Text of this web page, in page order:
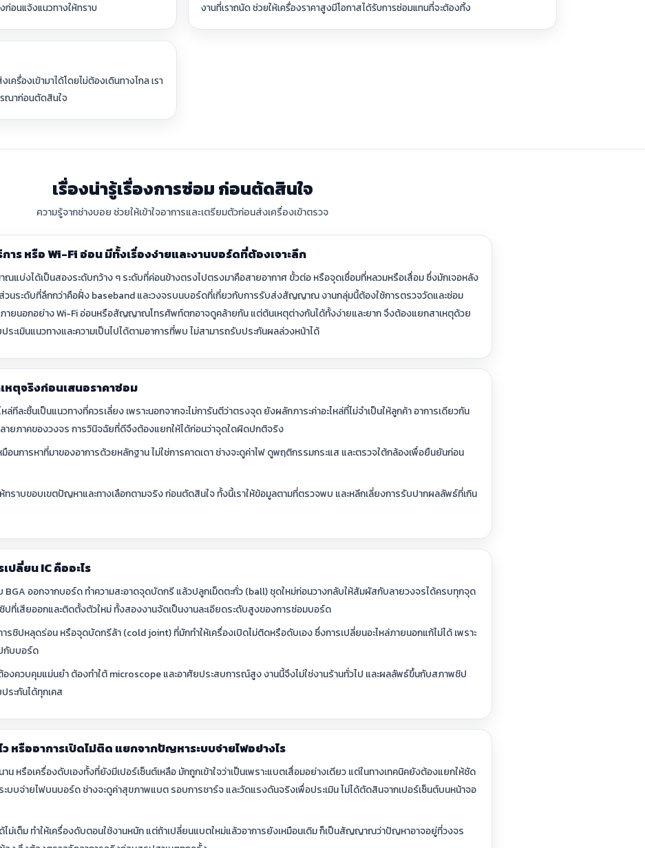
ก่อนแจ้งแนวทางให้ทราบ
งานที่เราถนัด ช่วยให้เครื่องราคาสูงมีโอกาสได้รับการซ่อมแทนที่จะต้องทิ้ง
ครื่องเข้ามาได้โดยไม่ต้องเดินทางไกล เรา
รณาก่อนตัดสินใจ
เรื่องน่ารู้เรื่องการซ่อม ก่อนตัดสินใจ
ความรู้จากช่างบอย ช่วยให้เข้าใจอาการและเตรียมตัวก่อนส่งเครื่องเข้าตรวจ
ร หรือ Wi-Fi อ่อน มีทั้งเรื่องง่ายและงานบอร์ดที่ต้องเจาะลึก
บ่งได้เป็นสองระดับกว้าง ๆ ระดับที่ค่อนข้างตรงไปตรงมาคือสายอากาศ ขั้วต่อ หรือจุดเชื่อมที่หลวมหรือเสื่อม ซึ่งมักเจอหลัง
ส่วนระดับที่ลึกกว่าคือฝั่ง baseband และวงจรบนบอร์ดที่เกี่ยวกับการรับส่งสัญญาณ งานกลุ่มนี้ต้องใช้การตรวจวัดและซ่อม
ภายนอกอย่าง Wi-Fi อ่อนหรือสัญญาณโทรศัพท์ตกอาจดูคล้ายกัน แต่ต้นเหตุต่างกันได้ทั้งง่ายและยาก จึงต้องแยกสาเหตุด้วย
ะเมินแนวทางและความเป็นไปได้ตามอาการที่พบ ไม่สามารถรับประกันผลล่วงหน้าได้
หตุจริงก่อนเสนอราคาซ่อม
ล่ทีละชิ้นเป็นแนวทางที่ควรเลี่ยง เพราะนอกจากจะไม่การันตีว่าตรงจุด ยังผลักภาระค่าอะไหล่ที่ไม่จำเป็นให้ลูกค้า อาการเดียวกัน
ลายภาคของวงจร การวินิจฉัยที่ดีจึงต้องแยกให้ได้ก่อนว่าจุดใดผิดปกติจริง
อนการหาที่มาของอาการด้วยหลักฐาน ไม่ใช่การคาดเดา ช่างจะดูค่าไฟ ดูพฤติกรรมกระแส และตรวจใต้กล้องเพื่อยืนยันก่อน
ราบขอบเขตปัญหาและทางเลือกตามจริง ก่อนตัดสินใจ ทั้งนี้เราให้ข้อมูลตามที่ตรวจพบ และหลีกเลี่ยงการรับปากผลลัพธ์ที่เกิน
ปลี่ยน IC คืออะไร
BGA ออกจากบอร์ด ทำความสะอาดจุดบัดกรี แล้วปลูกเม็ดตะกั่ว (ball) ชุดใหม่ก่อนวางกลับให้สัมผัสกับลายวงจรได้ครบทุกจุด
ปที่เสียออกและติดตั้งตัวใหม่ ทั้งสองงานจัดเป็นงานละเอียดระดับสูงของการซ่อมบอร์ด
ารชิปหลุดร่อน หรือจุดบัดกรีล้า (cold joint) ที่มักทำให้เครื่องเปิดไม่ติดหรือดับเอง ซึ่งการเปลี่ยนอะไหล่ภายนอกแก้ไม่ได้ เพราะ
กับบอร์ด
องควบคุมแม่นยำ ต้องทำใต้ microscope และอาศัยประสบการณ์สูง งานนี้จึงไม่ใช่งานร้านทั่วไป และผลลัพธ์ขึ้นกับสภาพชิป
ระกันได้ทุกเคส
หรืออาการเปิดไม่ติด แยกจากปัญหาระบบจ่ายไฟอย่างไร
าน หรือเครื่องดับเองทั้งที่ยังมีเปอร์เซ็นต์เหลือ มักถูกเข้าใจว่าเป็นเพราะแบตเสื่อมอย่างเดียว แต่ในทางเทคนิคยังต้องแยกให้ชัด
บบจ่ายไฟบนบอร์ด ช่างจะดูค่าสุขภาพแบต รอบการชาร์จ และวัดแรงดันจริงเพื่อประเมิน ไม่ได้ตัดสินจากเปอร์เซ็นต์บนหน้าจอ
ไม่เต็ม ทำให้เครื่องดับตอนใช้งานหนัก แต่ถ้าเปลี่ยนแบตใหม่แล้วอาการยังเหมือนเดิม ก็เป็นสัญญาณว่าปัญหาอาจอยู่ที่วงจร